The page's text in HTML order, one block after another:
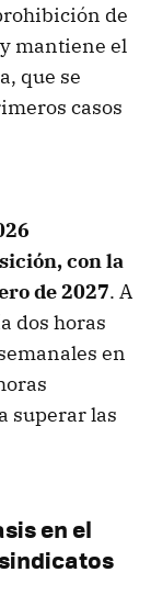
de
mantiene el
que se
casos
con la
de 2027. A
dos horas
en
superar las
en el